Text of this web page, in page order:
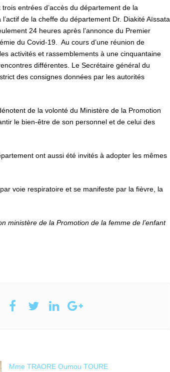
entrées d’accès du département de la
de la cheffe du département Dr. Diakité Aïssata
24 heures après l’annonce du Premier
du Covid-19. Au cours d’une réunion de
activités et rassemblements à une cinquantaine
différentes. Le Secrétaire général du
des consignes données par les autorités
de la volonté du Ministère de la Promotion
le bien-être de son personnel et de celui des
ont aussi été invités à adopter les mêmes
voie respiratoire et se manifeste par la fièvre, la
ministère de la Promotion de la femme de l’enfant
Mme TRAORE Oumou TOURE